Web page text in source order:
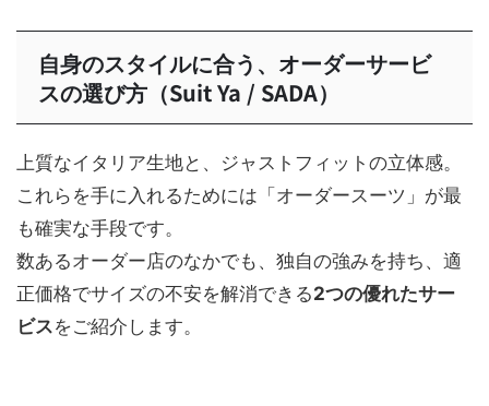
自身のスタイルに合う、オーダーサービ
スの選び方（Suit Ya / SADA）
上質なイタリア生地と、ジャストフィットの立体感。
これらを手に入れるためには「オーダースーツ」が最
も確実な手段です。
数あるオーダー店のなかでも、独自の強みを持ち、適
正価格でサイズの不安を解消できる2つの優れたサー
ビスをご紹介します。